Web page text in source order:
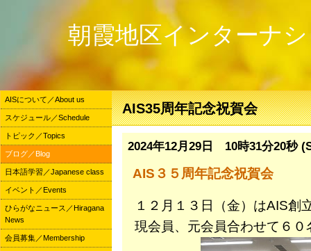
朝霞地区インターナ
AIS35周年記念祝賀会
2024年12月29日 10時31分20秒
AIS３５周年記念祝賀会
１２月１３日（金）はAIS創
現会員、元会員合わせて６
AISについて／About us
スケジュール／Schedule
トピック／Topics
ブログ／Blog
日本語学習／Japanese class
イベント／Events
ひらがなニュース／Hiragana
News
会員募集／Membership